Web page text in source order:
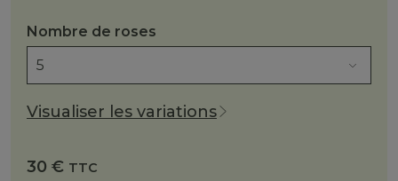
Nombre de roses
Visualiser les variations
30 € TTC